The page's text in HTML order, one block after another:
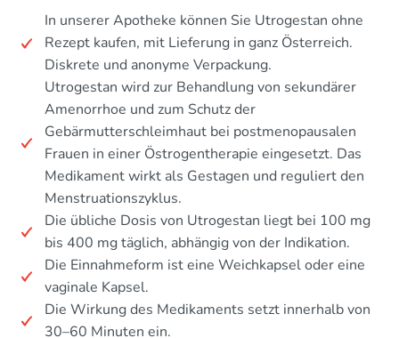
In unserer Apotheke können Sie Utrogestan ohne
Rezept kaufen, mit Lieferung in ganz Österreich.
Diskrete und anonyme Verpackung.
Utrogestan wird zur Behandlung von sekundärer
Amenorrhoe und zum Schutz der
Gebärmutterschleimhaut bei postmenopausalen
Frauen in einer Östrogentherapie eingesetzt. Das
Medikament wirkt als Gestagen und reguliert den
Menstruationszyklus.
Die übliche Dosis von Utrogestan liegt bei 100 mg
bis 400 mg täglich, abhängig von der Indikation.
Die Einnahmeform ist eine Weichkapsel oder eine
vaginale Kapsel.
Die Wirkung des Medikaments setzt innerhalb von
30–60 Minuten ein.